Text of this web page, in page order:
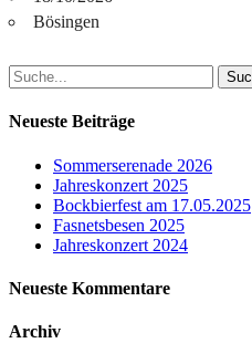
Bösingen
Suchen
nach:
Neueste Beiträge
Sommerserenade 2026
Jahreskonzert 2025
Bockbierfest am 17.05.2025
Fasnetsbesen 2025
Jahreskonzert 2024
Neueste Kommentare
Archiv